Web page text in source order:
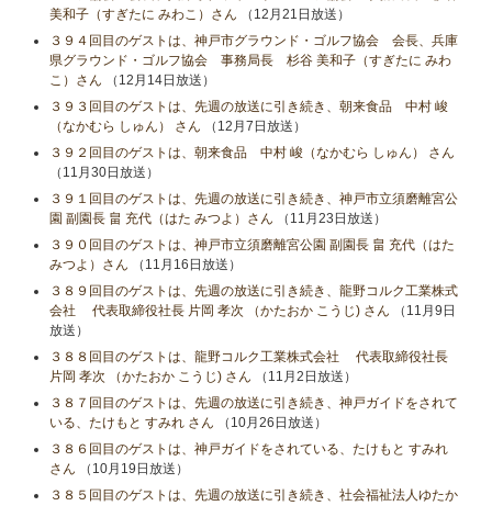
美和子（すぎたに みわこ）さん （12月21日放送）
３９４回目のゲストは、神戸市グラウンド・ゴルフ協会 会長、兵庫
県グラウンド・ゴルフ協会 事務局長 杉谷 美和子（すぎたに みわ
こ）さん （12月14日放送）
３９３回目のゲストは、先週の放送に引き続き、朝来食品 中村 峻
（なかむら しゅん） さん （12月7日放送）
３９２回目のゲストは、朝来食品 中村 峻（なかむら しゅん） さん
（11月30日放送）
３９１回目のゲストは、先週の放送に引き続き、神戸市立須磨離宮公
園 副園長 畠 充代（はた みつよ）さん （11月23日放送）
３９０回目のゲストは、神戸市立須磨離宮公園 副園長 畠 充代（はた
みつよ）さん （11月16日放送）
３８９回目のゲストは、先週の放送に引き続き、龍野コルク工業株式
会社 代表取締役社長 片岡 孝次 （かたおか こうじ) さん （11月9日
放送）
３８８回目のゲストは、龍野コルク工業株式会社 代表取締役社長
片岡 孝次 （かたおか こうじ) さん （11月2日放送）
３８７回目のゲストは、先週の放送に引き続き、神戸ガイドをされて
いる、たけもと すみれ さん （10月26日放送）
３８６回目のゲストは、神戸ガイドをされている、たけもと すみれ
さん （10月19日放送）
３８５回目のゲストは、先週の放送に引き続き、社会福祉法人ゆたか